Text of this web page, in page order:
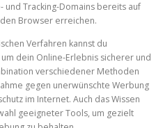
Tracking-Domains bereits auf
Browser erreichen.
Verfahren kannst du
dein Online-Erlebnis sicherer und
verschiedener Methoden
gegen unerwünschte Werbung
im Internet. Auch das Wissen
geeigneter Tools, um gezielt